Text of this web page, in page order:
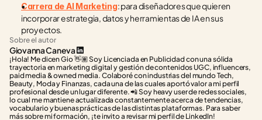
Carrera de AI Marketing: para diseñadores que quieren
incorporar estrategia, datos y herramientas de IA en sus
proyectos.
Sobre el autor
Giovanna Caneva
¡Hola! Me dicen Gio 👋🏽 Soy Licenciada en Publicidad con una sólida
trayectoria en marketing digital y gestión de contenidos UGC, influencers,
paid media & owned media. Colaboré con industrias del mundo Tech,
Beauty, Moda y Finanzas, cada una de las cuales aportó valor a mi perfil
profesional desde un lugar diferente. 📲 Soy heavy user de redes sociales,
lo cual me mantiene actualizada constantemente acerca de tendencias,
vocabulario y buenas prácticas de las distintas plataformas. Para saber
más sobre mi formación, ¡te invito a revisar mi perfil de LinkedIn!